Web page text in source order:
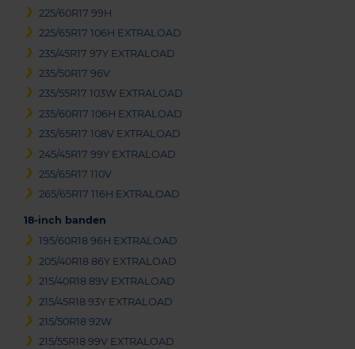
225/60R17 99H
225/65R17 106H EXTRALOAD
235/45R17 97Y EXTRALOAD
235/50R17 96V
235/55R17 103W EXTRALOAD
235/60R17 106H EXTRALOAD
235/65R17 108V EXTRALOAD
245/45R17 99Y EXTRALOAD
255/65R17 110V
265/65R17 116H EXTRALOAD
18-inch banden
195/60R18 96H EXTRALOAD
205/40R18 86Y EXTRALOAD
215/40R18 89V EXTRALOAD
215/45R18 93Y EXTRALOAD
215/50R18 92W
215/55R18 99V EXTRALOAD